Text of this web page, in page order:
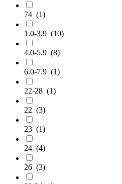
74 (1)
1.0-3.9 (10)
4.0-5.9 (8)
6.0-7.9 (1)
22-28 (1)
22 (3)
23 (1)
24 (4)
26 (3)